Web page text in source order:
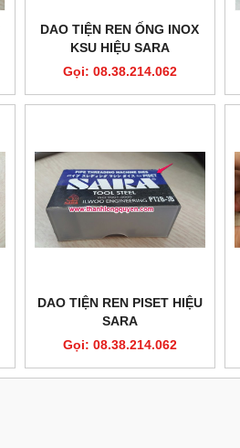
DAO TIỆN REN ỐNG INOX
KSU HIỆU SARA
Gọi: 08.38.214.062
DAO TIỆN REN PISET HIỆU
SARA
Gọi: 08.38.214.062